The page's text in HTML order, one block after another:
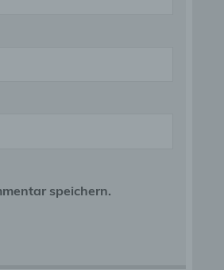
speichern.